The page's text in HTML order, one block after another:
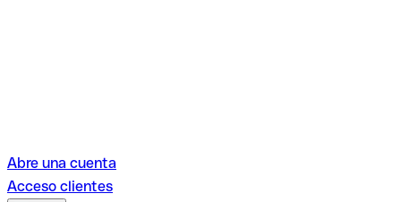
Abre una cuenta
Acceso clientes